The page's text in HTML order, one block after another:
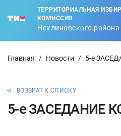
ТЕРРИТОРИАЛЬНАЯ
КОМИССИЯ
Неклиновского района
Главная / Новости / 5-е
ВОЗВРАТ К СПИСКУ
5-е ЗАСЕДАНИЕ